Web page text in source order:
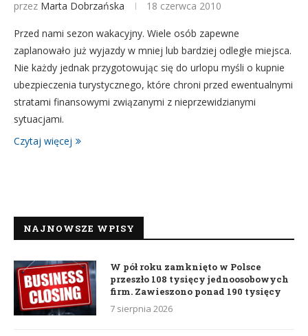
przez Marta Dobrzańska 18 czerwca 2010
Przed nami sezon wakacyjny. Wiele osób zapewne
zaplanowało już wyjazdy w mniej lub bardziej odległe miejsca.
Nie każdy jednak przygotowując się do urlopu myśli o kupnie
ubezpieczenia turystycznego, które chroni przed ewentualnymi
stratami finansowymi związanymi z nieprzewidzianymi
sytuacjami.
Czytaj więcej
NAJNOWSZE WPISY
W pół roku zamknięto w Polsce
przeszło 108 tysięcy jednoosobowych
firm. Zawieszono ponad 190 tysięcy
7 sierpnia 2026